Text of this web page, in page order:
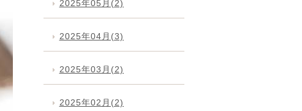
2025年05月(2)
2025年04月(3)
2025年03月(2)
2025年02月(2)